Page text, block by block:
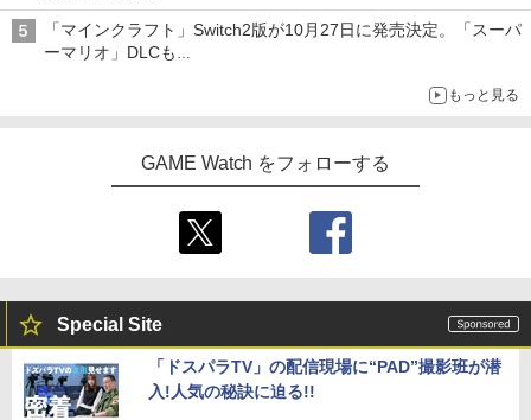
「ぽこポケ」は127万本に
「マインクラフト」Switch2版が10月27日に発売決定。「スーパ
ーマリオ」DLCも
もっと見る
GAME Watch をフォローする
Special Site
「ドスパラTV」の配信現場に“PAD”撮影班が潜
入!人気の秘訣に迫る!!